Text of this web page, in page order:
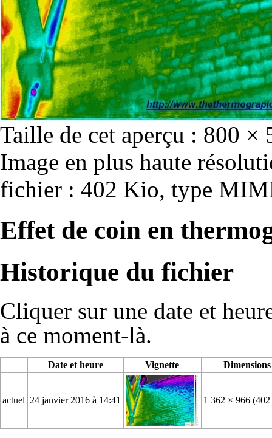
Taille de cet aperçu : 800 ×
Image en plus haute
fichier : 402 Kio, type
Effet de coin en
Historique du fichier
Cliquer sur une date et
à ce moment-là.
Date et heure Vignette Dimensions
actuel 24 janvier 2016 à 14:41 1 362 × 966